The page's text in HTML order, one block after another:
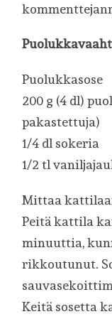
Puolukkasose
200 g (4 dl)
pakastettuja)
1/4 dl sokeria
1/2 tl
Mittaa
Peitä kattila
minuuttia,
rikkoutunut.
Keitä sosetta